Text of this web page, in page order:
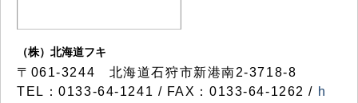
（株）北海道フキ
〒061-3244 北海道石狩市新港南2-3718-8
TEL：0133-64-1241 / FAX：0133-64-1262 / h